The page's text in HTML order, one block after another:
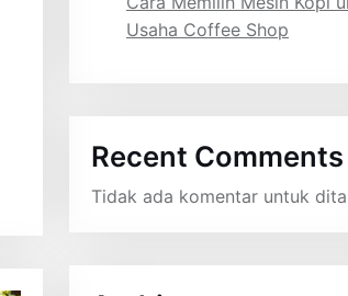
Usaha Coffee Shop
Recent Comments
Tidak ada komentar untuk